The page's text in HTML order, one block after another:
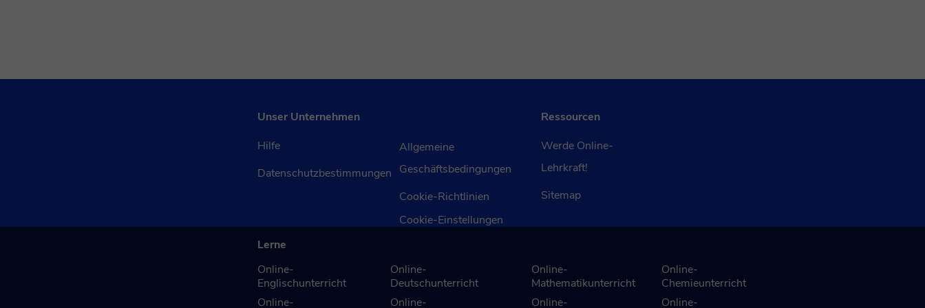
Unser Unternehmen
Hilfe
Datenschutzbestimmungen
Allgemeine
Geschäftsbedingungen
Cookie-Richtlinien
Cookie-Einstellungen
Ressourcen
Werde Online-
Lehrkraft!
Sitemap
Lerne
Online-
Englischunterricht
Online-
Online-
Deutschunterricht
Online-
Online-
Mathematikunterricht
Online-
Online-
Chemieunterricht
Online-